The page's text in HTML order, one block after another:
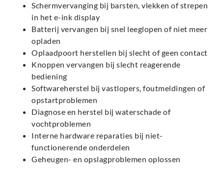
Schermvervanging bij barsten, vlekken of strepen
in het e-ink display
Batterij vervangen bij snel leeglopen of niet meer
opladen
Oplaadpoort herstellen bij slecht of geen contact
Knoppen vervangen bij slecht reagerende
bediening
Softwareherstel bij vastlopers, foutmeldingen of
opstartproblemen
Diagnose en herstel bij waterschade of
vochtproblemen
Interne hardware reparaties bij niet-
functionerende onderdelen
Geheugen- en opslagproblemen oplossen